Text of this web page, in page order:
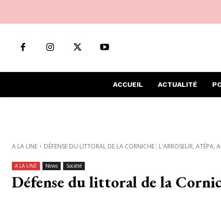
ACCUEIL ACTUALITÉ
A LA UNE DÉFENSE DU LITTORAL DE LA CORNICHE : L'ARROSEUR, ATÉPA,
A LA UNE News Société
Défense du littoral de la